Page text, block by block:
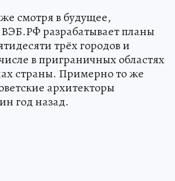
смотря в будущее,
разрабатывает планы
трёх городов и
в приграничных областях
страны. Примерно то же
архитекторы
год назад.